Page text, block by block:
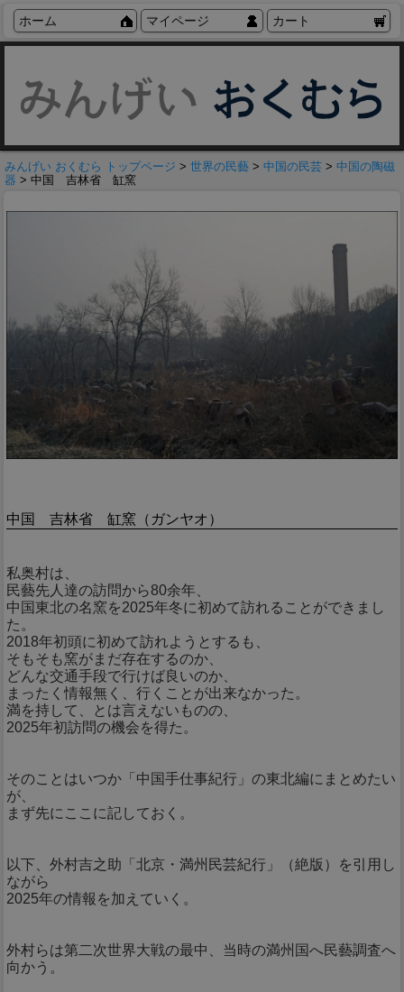
ホーム マイページ カート
みんげい おくむら トップページ > 世界の民藝 > 中国の民芸 > 中国の陶磁
器 > 中国 吉林省 缸窯
中国 吉林省 缸窯（ガンヤオ）
私奥村は、
民藝先人達の訪問から80余年、
中国東北の名窯を2025年冬に初めて訪れることができまし
た。
2018年初頭に初めて訪れようとするも、
そもそも窯がまだ存在するのか、
どんな交通手段で行けば良いのか、
まったく情報無く、行くことが出来なかった。
満を持して、とは言えないものの、
2025年初訪問の機会を得た。
そのことはいつか「中国手仕事紀行」の東北編にまとめたい
が、
まず先にここに記しておく。
以下、外村吉之助「北京・満州民芸紀行」（絶版）を引用し
ながら
2025年の情報を加えていく。
外村らは第二次世界大戦の最中、当時の満州国へ民藝調査へ
向かう。